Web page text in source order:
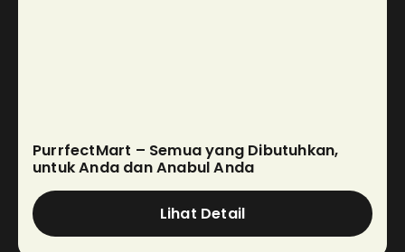
PurrfectMart – Semua yang Dibutuhkan,
untuk Anda dan Anabul Anda
Lihat Detail